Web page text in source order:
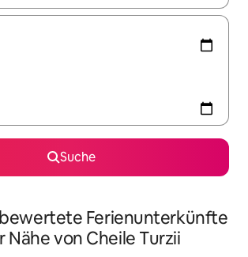
Suche
Ferienunterkünfte
Nähe von Cheile Turzii